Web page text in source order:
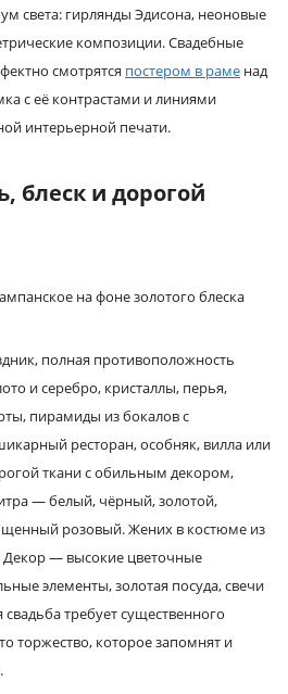
света: гирлянды Эдисона, неоновые
композиции. Свадебные
смотрятся постером в раме над
с её контрастами и линиями
интерьерной печати.
блеск и дорогой
полная противоположность
и серебро, кристаллы, перья,
пирамиды из бокалов с
ресторан, особняк, вилла или
ткани с обильным декором,
— белый, чёрный, золотой,
розовый. Жених в костюме из
Декор — высокие цветочные
элементы, золотая посуда, свечи
требует существенного
торжество, которое запомнят и